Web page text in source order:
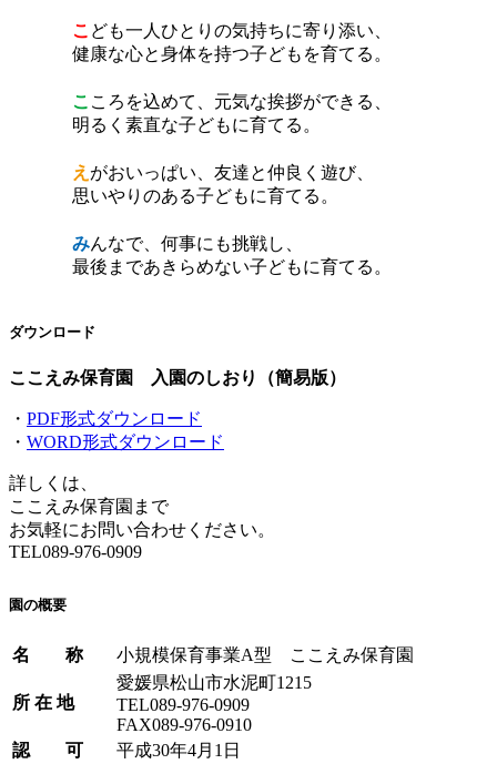
こ ども一人ひとりの気持ちに寄り添い、
健康な心と身体を持つ子どもを育てる。
こ ころを込めて、元気な挨拶ができる、
明るく素直な子どもに育てる。
え がおいっぱい、友達と仲良く遊び、
思いやりのある子どもに育てる。
みんなで、何事にも挑戦し、
最後まであきらめない子どもに育てる。
ダウンロード
ここえみ保育園 入園のしおり（簡易版）
・ PDF形式ダウンロード
・ WORD形式ダウンロード
詳しくは、
ここえみ保育園まで
お気軽にお問い合わせください。
TEL089-976-0909
園の概要
名 称 小規模保育事業A型 ここえみ保育園
所 在 地
愛媛県松山市水泥町1215
TEL089-976-0909
FAX089-976-0910
認 可
平成30年4月1日